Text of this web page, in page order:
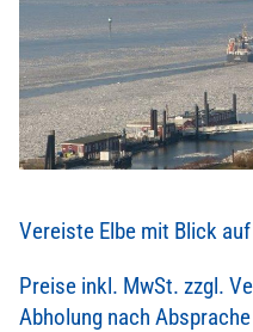
Vereiste Elbe mit Blick
Preise inkl. MwSt. zzgl.
Abholung nach